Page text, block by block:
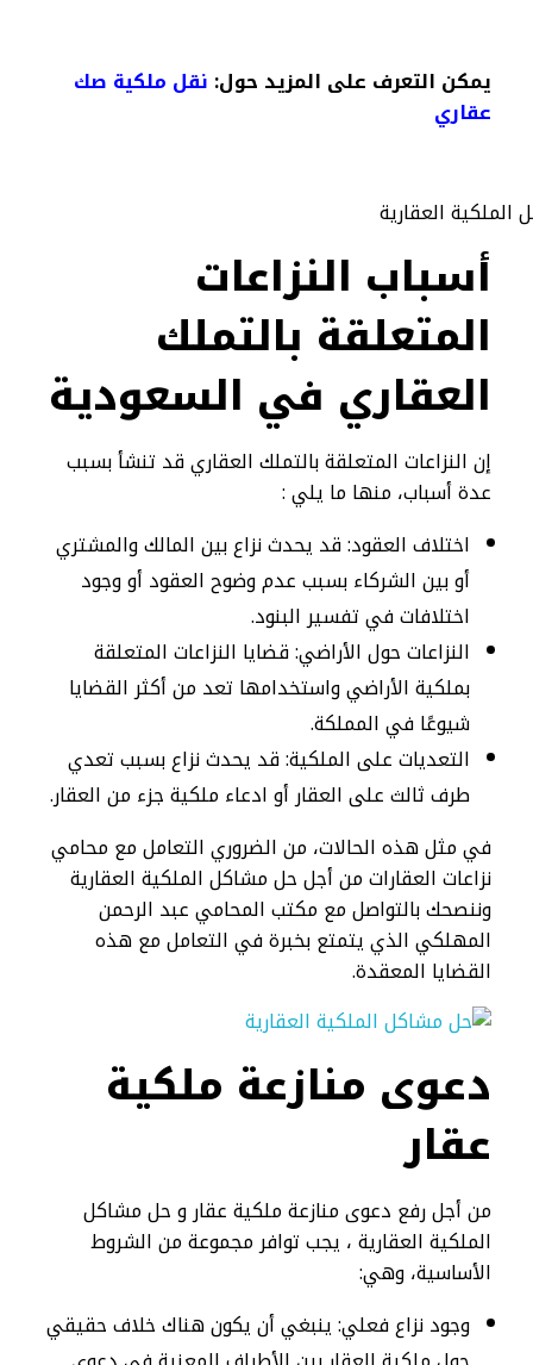
يمكن التعرف على المزيد حول: نقل ملكية صك
عقاري
أسباب النزاعات
المتعلقة بالتملك
العقاري في السعودية
إن النزاعات المتعلقة بالتملك العقاري قد تنشأ بسبب
عدة أسباب، منها ما يلي :
اختلاف العقود: قد يحدث نزاع بين المالك والمشتري
أو بين الشركاء بسبب عدم وضوح العقود أو وجود
اختلافات في تفسير البنود.
النزاعات حول الأراضي: قضايا النزاعات المتعلقة
بملكية الأراضي واستخدامها تعد من أكثر القضايا
شيوعًا في المملكة.
التعديات على الملكية: قد يحدث نزاع بسبب تعدي
طرف ثالث على العقار أو ادعاء ملكية جزء من العقار.
في مثل هذه الحالات، من الضروري التعامل مع محامي
نزاعات العقارات من أجل حل مشاكل الملكية العقارية
وننصحك بالتواصل مع مكتب المحامي عبد الرحمن
المهلكي الذي يتمتع بخبرة في التعامل مع هذه
القضايا المعقدة.
دعوى منازعة ملكية
عقار
من أجل رفع دعوى منازعة ملكية عقار و حل مشاكل
الملكية العقارية ، يجب توافر مجموعة من الشروط
الأساسية، وهي:
وجود نزاع فعلي: ينبغي أن يكون هناك خلاف حقيقي